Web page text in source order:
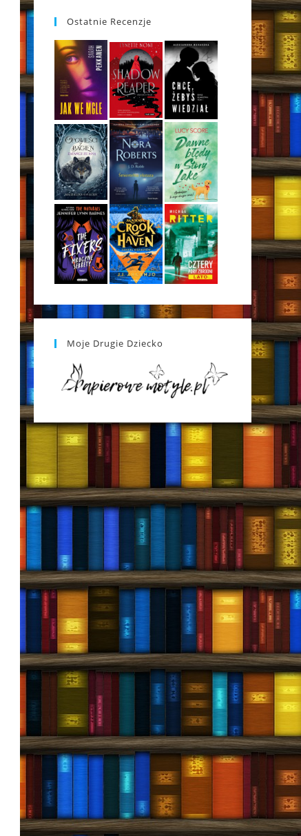
Ostatnie Recenzje
Moje Drugie Dziecko